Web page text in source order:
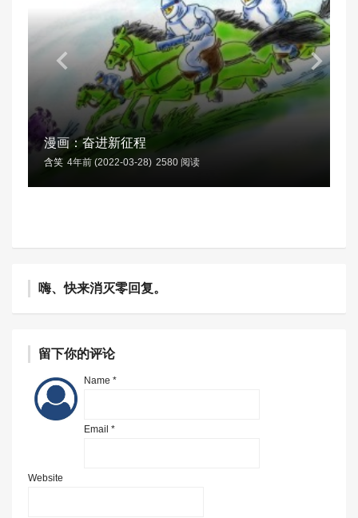
漫画：奋进新征程
含笑 4年前 (2022-03-28) 2580 阅读
嗨、快来消灭零回复。
留下你的评论
Name *
Email *
Website